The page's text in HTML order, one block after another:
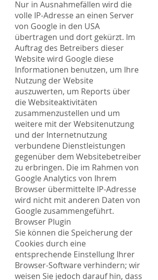
Nur in Ausnahmefällen wird die
volle IP-Adresse an einen Server
von Google in den USA
übertragen und dort gekürzt. Im
Auftrag des Betreibers dieser
Website wird Google diese
Informationen benutzen, um Ihre
Nutzung der Website
auszuwerten, um Reports über
die Websiteaktivitäten
zusammenzustellen und um
weitere mit der Websitenutzung
und der Internetnutzung
verbundene Dienstleistungen
gegenüber dem Websitebetreiber
zu erbringen. Die im Rahmen von
Google Analytics von Ihrem
Browser übermittelte IP-Adresse
wird nicht mit anderen Daten von
Google zusammengeführt.
Browser Plugin
Sie können die Speicherung der
Cookies durch eine
entsprechende Einstellung Ihrer
Browser-Software verhindern; wir
weisen Sie jedoch darauf hin, dass